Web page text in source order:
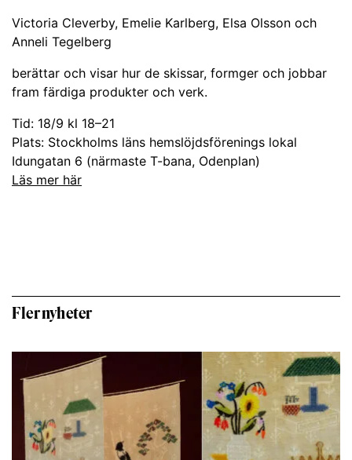
Victoria Cleverby, Emelie Karlberg, Elsa Olsson och
Anneli Tegelberg
berättar och visar hur de skissar, formger och jobbar
fram färdiga produkter och verk.
Tid: 18/9 kl 18–21
Plats: Stockholms läns hemslöjdsförenings lokal
Idungatan 6 (närmaste T-bana, Odenplan)
Läs mer här
Fler nyheter